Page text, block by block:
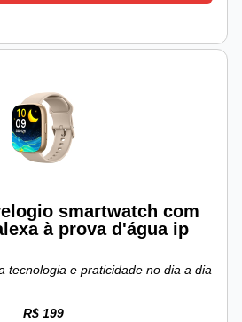
smartwatch com
à prova d'água ip
tecnologia e praticidade no dia a dia
R$ 199